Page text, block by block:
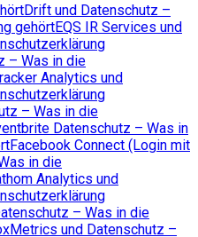
Drift und Datenschutz –
gehörtEQS IR Services und
– Was in die
Analytics und
– Was in die
Datenschutz – Was in
Facebook Connect (Login mit
in die
Analytics und
– Was in die
und Datenschutz –